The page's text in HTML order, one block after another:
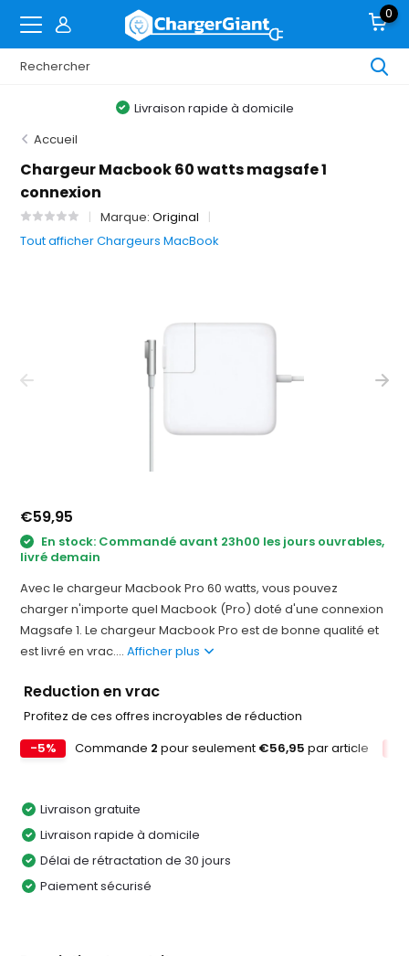
0
Livraison rapide à domicile
Accueil
Chargeur Macbook 60 watts magsafe 1
connexion
Marque:Original
Tout afficher Chargeurs MacBook
€59,95
En stock: Commandé avant 23h00 les jours ouvrables,
livré demain
Avec le chargeur Macbook Pro 60 watts, vous pouvez
charger n'importe quel Macbook (Pro) doté d'une connexion
Magsafe 1. Le chargeur Macbook Pro est de bonne qualité et
est livré en vrac....Afficher plus
Reduction en vrac
Profitez de ces offres incroyables de réduction
-5%
Commande 2 pour seulement €56,95 par article
Livraison gratuite
Livraison rapide à domicile
Délai de rétractation de 30 jours
Paiement sécurisé